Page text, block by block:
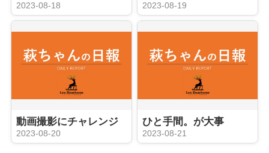
2023-08-18 2023-08-19
動画撮影にチャレンジ
2023-08-20
ひと手間。が大事
2023-08-21